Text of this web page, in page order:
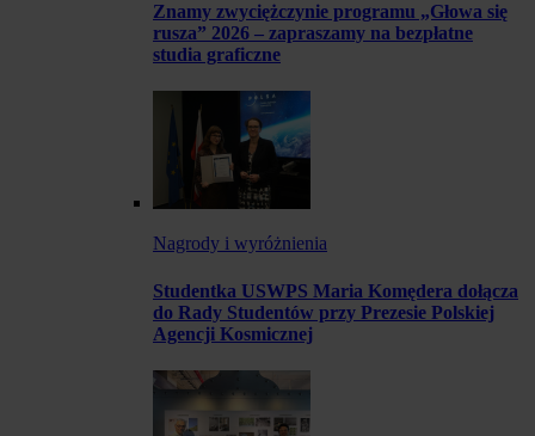
Znamy zwyciężczynie programu „Głowa się
rusza” 2026 – zapraszamy na bezpłatne
studia graficzne
Nagrody i wyróżnienia
Studentka USWPS Maria Komędera dołącza
do Rady Studentów przy Prezesie Polskiej
Agencji Kosmicznej